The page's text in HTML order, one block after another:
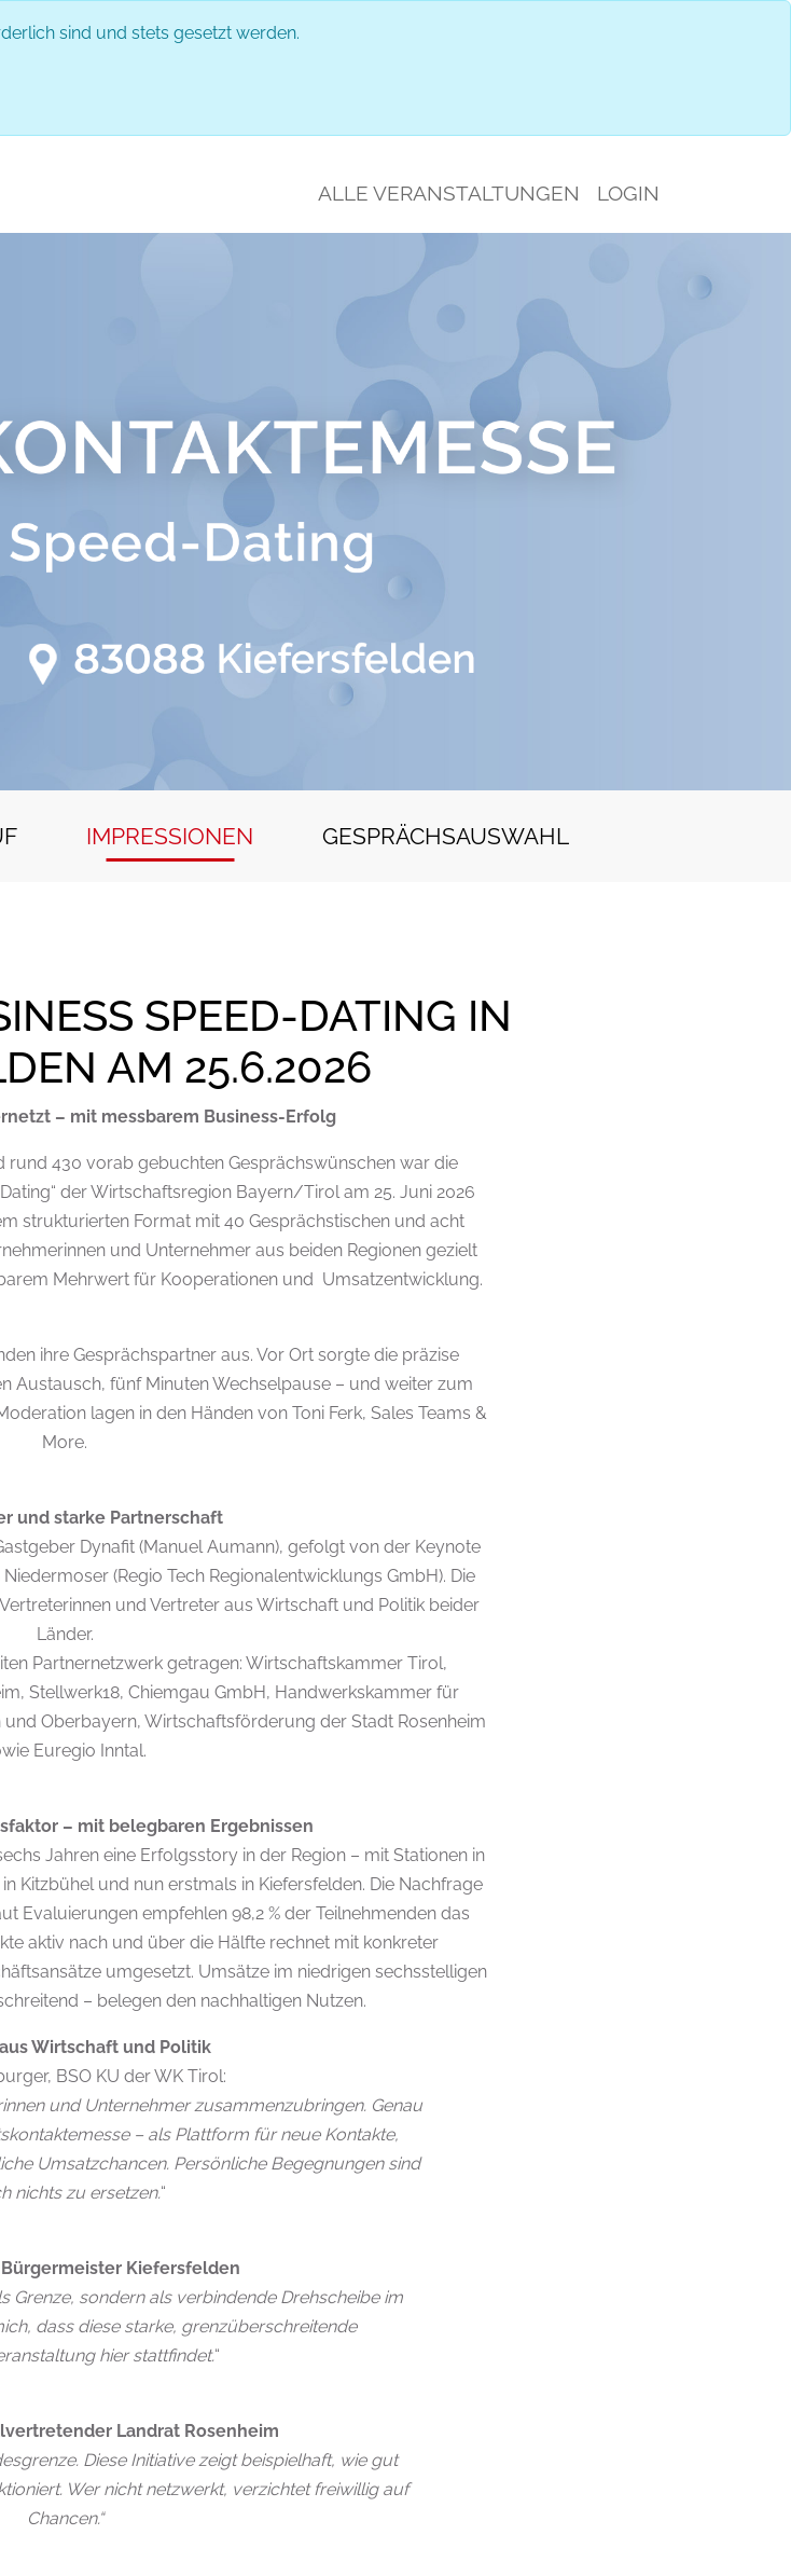
sind und stets gesetzt werden.
ALLE VERANSTALTUNGEN LOGIN
IMPRESSIONEN GESPRÄCHSAUSWAHL
PARTNER
SPEED-DATING IN
AM 25.6.2026
– mit messbarem Business-Erfolg
rund 430 vorab gebuchten Gesprächswünschen war die
der Wirtschaftsregion Bayern/Tirol am 25. Juni 2026
strukturierten Format mit 40 Gesprächstischen und acht
und Unternehmer aus beiden Regionen gezielt
Mehrwert für Kooperationen und Umsatzentwicklung.
ihre Gesprächspartner aus. Vor Ort sorgte die präzise
Austausch, fünf Minuten Wechselpause – und weiter zum
lagen in den Händen von Toni Ferk, Sales Teams &
More.
und starke Partnerschaft
Dynafit (Manuel Aumann), gefolgt von der Keynote
(Regio Tech Regionalentwicklungs GmbH). Die
und Vertreter aus Wirtschaft und Politik beider
Länder.
Partnernetzwerk getragen: Wirtschaftskammer Tirol,
Stellwerk18, Chiemgau GmbH, Handwerkskammer für
Oberbayern, Wirtschaftsförderung der Stadt Rosenheim
Euregio Inntal.
– mit belegbaren Ergebnissen
Jahren eine Erfolgsstory in der Region – mit Stationen in
Kitzbühel und nun erstmals in Kiefersfelden. Die Nachfrage
Evaluierungen empfehlen 98,2 % der Teilnehmenden das
aktiv nach und über die Hälfte rechnet mit konkreter
umgesetzt. Umsätze im niedrigen sechsstelligen
– belegen den nachhaltigen Nutzen.
Wirtschaft und Politik
BSO KU der WK Tirol:
und Unternehmer zusammenzubringen. Genau
– als Plattform für neue Kontakte,
Umsatzchancen. Persönliche Begegnungen sind
nichts zu ersetzen.“
Bürgermeister Kiefersfelden
Grenze, sondern als verbindende Drehscheibe im
dass diese starke, grenzüberschreitende
hier stattfindet.“
Landrat Rosenheim
Diese Initiative zeigt beispielhaft, wie gut
Wer nicht netzwerkt, verzichtet freiwillig auf
Chancen.“